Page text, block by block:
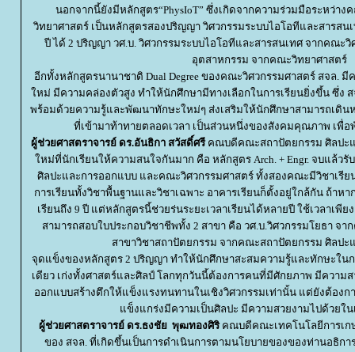
นอกจากนี้ยังมีหลักสูตร“PhysIoT” ซึ่งเกิดจากความร่วมมือระหว่า
วิทยาศาสตร์ เป็นหลักสูตรสองปริญญา วิศวกรรมระบบไอโอทีและสารสน
ปี ได้ 2 ปริญญา วศ.บ. วิศวกรรมระบบไอโอทีและสารสนเทศ จากคณะ
อุตสาหกรรม จากคณะวิทยาศาสตร์
อีกทั้งหลักสูตรนานาชาติ Dual Degree ของคณะวิศวกรรมศาสตร์ สจล.
หม่ มีความคล่องตัวสูง ทำให้นักศึกษามีทางเลือกในการเรียนยิ่งขึ้น ซึ่ง
พร้อมด้วยความรู้และพัฒนาทักษะใหม่ๆ ส่งเสริมให้นักศึกษาสามารถเดิ
ที่เข้ามาท้าทายตลอดเวลา เป็นส่วนหนึ่งของสังคมคุณภาพ เพื่
ผู้ช่วยศาสตราจารย์ ดร.อันธิกา สวัสดิ์ศรี คณบดีคณะสถาปัตยกรรม ศิลปะ
หม่ที่นักเรียนให้ความสนใจกันมาก คือ หลักสูตร Arch. + Engr. จบแล้ว
ศิลปะและการออกแบบ ละคณะวิศวกรรมศาสตร์ ทั้งสองคณะมีวิชาเรีย
การเรียนทั้งวิชาพื้นฐานและวิชาเฉพาะ อาคารเรียนก็ตั้งอยู่ใกล้กัน ถ้าห
เรียนถึง 9 ปี แต่หลักสูตรนี้ช่วยร่นระยะเวลาเรียนได้หลายปี ใช้เวลาเพี
สามารถสอบใบประกอบวิชาชีพทั้ง 2 สาขา คือ วศ.บ.วิศวกรรมโยธา จ
สาขาวิชาสถาปัตยกรรม จากคณะสถาปัตยกรรม ศิลปะ
จุดแข็งของหลักสูตร 2 ปริญญา ทำให้นักศึกษาสะสมความรู้และทักษะใน
เดียว เก่งทั้งศาสตร์และศิลป์ โลกทุกวันนี้ต้องการคนที่มีศักยภาพ มีความ
ออกแบบสร้างตึกให้แข็งแรงทนทานในเชิงวิศวกรรมเท่านั้น แต่ยังต้อง
ข็งแกร่งมีความเป็นศิลปะ มีความสวยงามไปด้วยใน
ผู้ช่วยศาสตราจารย์ ดร.ธงชัย พุฒทองศิริ คณบดีคณะเทคโนโลยีการเก
ของ สจล. ที่เกิดขึ้นเป็นการดำเนินการตามนโยบายของของท่านอธิ